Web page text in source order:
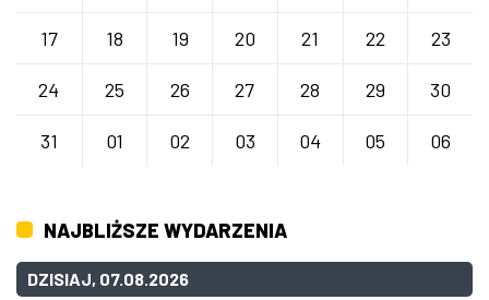
17 18 19 20 21 22 23
24 25 26 27 28 29 30
31 01 02 03 04 05 06
NAJBLIŻSZE WYDARZENIA
DZISIAJ, 07.08.2026